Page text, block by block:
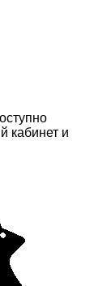
кабинет и